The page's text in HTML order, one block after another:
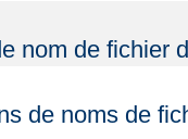
nom de fichier
de noms de